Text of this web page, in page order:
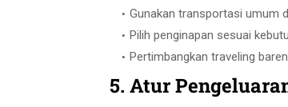
Gunakan transportasi umum
Pilih penginapan sesuai
Pertimbangkan traveling
5. Atur